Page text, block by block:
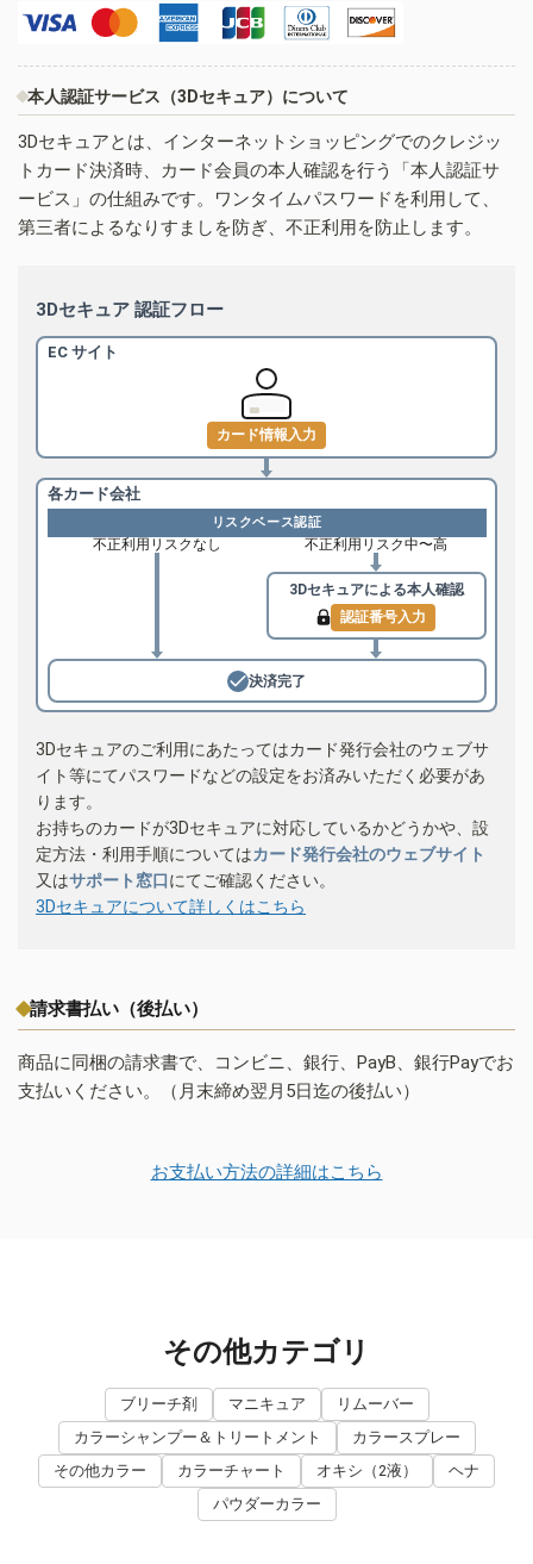
本人認証サービス（3Dセキュア）について
3Dセキュアとは、インターネットショッピングでのクレジッ
トカード決済時、カード会員の本人確認を行う「本人認証サ
ービス」の仕組みです。ワンタイムパスワードを利用して、
第三者によるなりすましを防ぎ、不正利用を防止します。
3Dセキュア 認証フロー
EC サイト
カード情報入力
各カード会社
リスクベース認証
不正利用リスクなし 不正利用リスク中〜高
3Dセキュアによる本人確認
認証番号入力
決済完了
3Dセキュアのご利用にあたってはカード発行会社のウェブサ
イト等にてパスワードなどの設定をお済みいただく必要があ
ります。
お持ちのカードが3Dセキュアに対応しているかどうかや、設
定方法・利用手順についてはカード発行会社のウェブサイト
又はサポート窓口にてご確認ください。
3Dセキュアについて詳しくはこちら
請求書払い（後払い）
商品に同梱の請求書で、コンビニ、銀行、PayB、銀行Payでお
支払いください。（月末締め翌月5日迄の後払い）
お支払い方法の詳細はこちら
その他カテゴリ
ブリーチ剤 マニキュア
リムーバー
カラーシャンプー＆トリートメント
カラースプレー
その他カラー
カラーチャート オキシ（2液）
ヘナ
パウダーカラー